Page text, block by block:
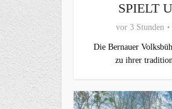
SPIELT
vor 3 Stunden
Die Bernauer
zu ihrer